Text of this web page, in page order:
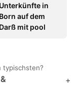
Unterkünfte in
Born auf dem
Darß mit pool
typischsten?
+